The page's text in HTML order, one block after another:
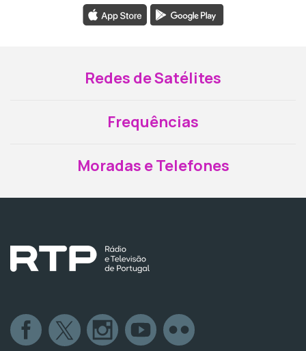
Redes de Satélites
Frequências
Moradas e Telefones